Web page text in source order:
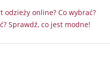
online? Co wybrać?
Sprawdź, co jest modne!